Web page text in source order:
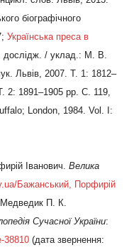
біографічного
Українська преса в
дослідж. / уклад.: М. В.
Львів, 2007. Т. 1: 1812–
2: 1891–1905 рр. С. 119,
London, 1984. Vol. I:
Іванович. Велика
Бажанський, Порфирій
П. К.
Сучасної України:
38810 (дата звернення: